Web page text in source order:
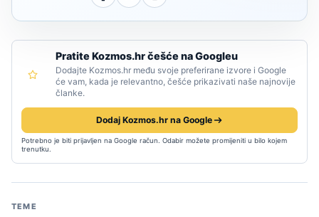
Pratite Kozmos.hr češće na Googleu
Dodajte Kozmos.hr među svoje preferirane izvore i Google
će vam, kada je relevantno, češće prikazivati naše najnovije
članke.
Dodaj Kozmos.hr na Google
Potrebno je biti prijavljen na Google račun. Odabir možete promijeniti u bilo kojem
trenutku.
TEME